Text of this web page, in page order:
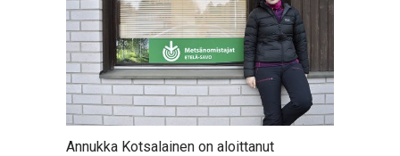
Annukka Kotsalainen on aloittanut